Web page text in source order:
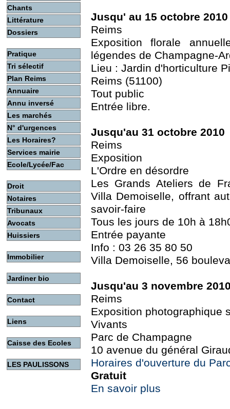
Chants
Littérature
Dossiers
Pratique
Tri sélectif
Plan Reims
Annuaire
Annu inversé
Les marchés
N° d'urgences
Les Horaires?
Services mairie
Ecole/Lycée/Fac
Droit
Notaires
Tribunaux
Avocats
Huissiers
Immobilier
Jardiner bio
Contact
Liens
Caisse des Ecoles
LES PAULISSONS
Jusqu' au 15 octobre 2010
Reims
Exposition florale
légendes de Champagne-
Lieu : Jardin d'horticulture
Reims (51100)
Tout public
Entrée libre.
Jusqu'au 31 octobre 2010
Reims
Exposition
L'Ordre en désordre
Les Grands Ateliers de
Villa Demoiselle, offrant
savoir-faire
Tous les jours de 10h à
Entrée payante
Info : 03 26 35 80 50
Villa Demoiselle, 56
Jusqu'au 3 novembre
Reims
Exposition photographique
Vivants
Parc de Champagne
10 avenue du général
Horaires d'ouverture du
Gratuit
En savoir plus